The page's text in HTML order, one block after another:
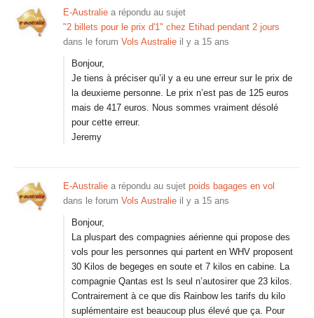
E-Australie a répondu au sujet
"2 billets pour le prix d'1" chez Etihad pendant 2 jours
dans le forum Vols Australie il y a 15 ans
Bonjour,
Je tiens à préciser qu’il y a eu une erreur sur le prix de
la deuxieme personne. Le prix n’est pas de 125 euros
mais de 417 euros. Nous sommes vraiment désolé
pour cette erreur.
Jeremy
E-Australie a répondu au sujet poids bagages en vol
dans le forum Vols Australie il y a 15 ans
Bonjour,
La pluspart des compagnies aérienne qui propose des
vols pour les personnes qui partent en WHV proposent
30 Kilos de begeges en soute et 7 kilos en cabine. La
compagnie Qantas est ls seul n’autosirer que 23 kilos.
Contrairement à ce que dis Rainbow les tarifs du kilo
suplémentaire est beaucoup plus élevé que ça. Pour